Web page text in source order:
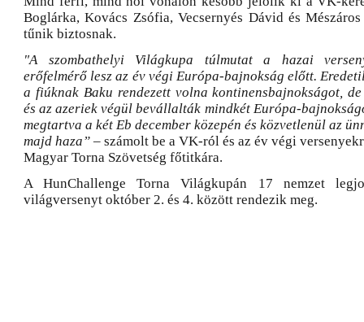
Boglárka, Kovács Zsófia, Vecsernyés Dávid és
tűnik biztosnak.
"A szombathelyi Világkupa túlmutat a hazai
erőfelmérő lesz az év végi Európa-bajnokság előtt.
a fiúknak Baku rendezett volna kontinensbajnokságot,
és az azeriek végül bevállalták mindkét Európa-
megtartva a két Eb december közepén és közvetlenül az
majd haza” – számolt be a VK-ról és az év végi
Magyar Torna Szövetség főtitkára.
A HunChallenge Torna Világkupán 17 nemzet
világversenyt október 2. és 4. között rendezik meg.